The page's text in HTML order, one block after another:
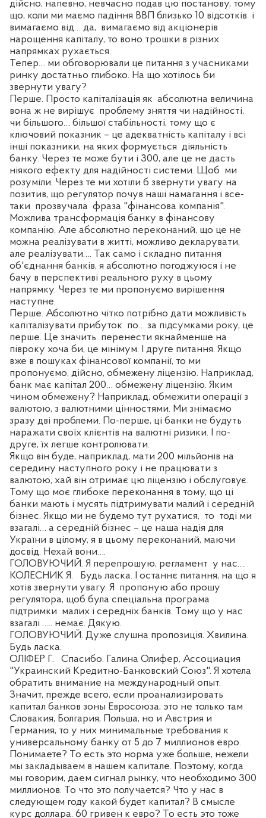
дійсно, напевно, невчасно подав цю постанову, тому
що, коли ми маємо падіння ВВП близько 10 відсотків і
вимагаємо від… да, вимагаємо від акціонерів
нарощення капіталу, то воно трошки в різних
напрямках рухається.
Тепер… ми обговорювали це питання з учасниками
ринку достатньо глибоко. На що хотілось би
звернути увагу?
Перше. Просто капіталізація як абсолютна величина
вона ж не вирішує проблему зняття чи надійності,
чи більшого… більшої стабільності, тому що є
ключовий показник – це адекватність капіталу і всі
інші показники, на яких формується діяльність
банку. Через те може бути і 300, але це не дасть
ніякого ефекту для надійності системи. Щоб ми
розуміли. Через те ми хотіли б звернути увагу на
позитив, що регулятор почув наші намагання і все-
таки прозвучала фраза "фінансова компанія".
Можлива трансформація банку в фінансову
компанію. Але абсолютно переконаний, що це не
можна реалізувати в житті, можливо декларувати,
але реалізувати…. Так само і складно питання
об'єднання банків, я абсолютно погоджуюся і не
бачу в перспективі реального руху в цьому
напрямку. Через те ми пропонуємо вирішення
наступне.
Перше. Абсолютно чітко потрібно дати можливість
капіталізувати прибуток по… за підсумками року, це
перше. Це значить перенести якнайменше на
півроку хоча би, це мінімум. І друге питання. Якщо
вже в пошуках фінансової компанії, то ми
пропонуємо, дійсно, обмежену ліцензію. Наприклад,
банк має капітал 200… обмежену ліцензію. Яким
чином обмежену? Наприклад, обмежити операції з
валютою, з валютними цінностями. Ми знімаємо
зразу дві проблеми. По-перше, ці банки не будуть
наражати своїх клієнтів на валютні ризики. І по-
друге, їх легше контролювати.
Якщо він буде, наприклад, мати 200 мільйонів на
середину наступного року і не працювати з
валютою, хай він отримає цю ліцензію і обслуговує.
Тому що моє глибоке переконання в тому, що ці
банки мають і мусять підтримувати малий і середній
бізнес. Якщо ми не будемо тут рухатися, то тоді ми
взагалі… а середній бізнес – це наша надія для
України в цілому, я в цьому переконаний, маючи
досвід. Нехай вони….
ГОЛОВУЮЧИЙ. Я перепрошую, регламент у нас….
КОЛЕСНИК Я.
Будь ласка. І останнє питання, на що я
хотів звернути увагу. Я пропоную або прошу
регулятора, щоб була спеціальна програма
підтримки малих і середніх банків. Тому що у нас
взагалі ….. немає. Дякую.
ГОЛОВУЮЧИЙ. Дуже слушна пропозиція. Хвилина.
Будь ласка.
ОЛІФЕР Г.
Спасибо. Галина Олифер, Ассоциация
"Украинский Кредитно-Банковский Союз". Я хотела
обратить внимание на международный опыт.
Значит, прежде всего, если проанализировать
капитал банков зоны Евросоюза, это не только там
Словакия, Болгария, Польша, но и Австрия и
Германия, то у них минимальные требования к
универсальному банку от 5 до 7 миллионов евро.
Понимаете? То есть это норма уже больше, нежели
мы закладываем в нашем капитале. Поэтому, когда
мы говорим, даем сигнал рынку, что необходимо 300
миллионов. То что это получается? Что у нас в
следующем году какой будет капитал? В смысле
курс доллара. 60 гривен к евро? То есть это тоже